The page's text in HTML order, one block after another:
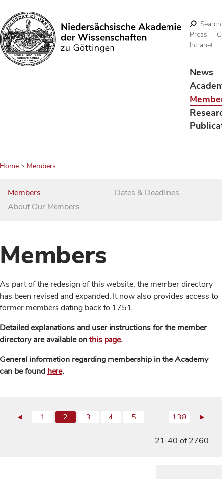
Search
Search
Press
Intranet
News
Home Members
Members
About Our Members
Dates & Deadlines
Members
As part of the redesign of this website, the member directory
has been revised and expanded. It now also provides access to
former members dating back to 1751.
Detailed explanations and user instructions for the member
directory are available onthis page.
General information regarding membership in the Academy
can be found here.
1 2 3 4 5 … 138
21-40 of 2760